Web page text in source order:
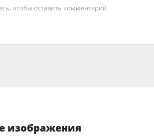
чтобы оставить комментарий
изображения